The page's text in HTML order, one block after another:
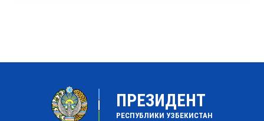
ПРЕЗИДЕНТ
РЕСПУБЛИКИ УЗБЕКИСТАН